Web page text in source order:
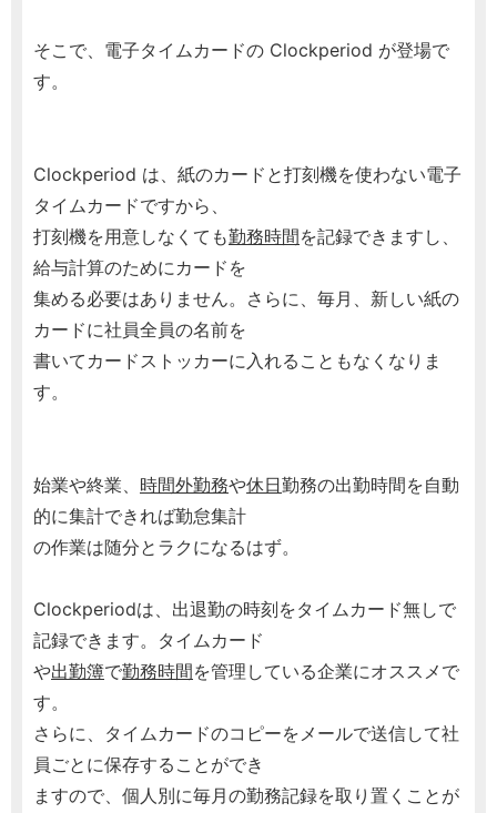
そこで、電子タイムカードの Clockperiod が登場で
す。
Clockperiod は、紙のカードと打刻機を使わない電子
タイムカードですから、
打刻機を用意しなくても勤務時間を記録できますし、
給与計算のためにカードを
集める必要はありません。さらに、毎月、新しい紙の
カードに社員全員の名前を
書いてカードストッカーに入れることもなくなりま
す。
始業や終業、 時間外勤務や休日勤務の出勤時間を自動
的に集計できれば勤怠集計
の作業は随分とラクになるはず。
Clockperiodは、出退勤の時刻をタイムカード無しで
記録できます。タイムカード
や出勤簿で勤務時間を管理している企業にオススメで
す。
さらに、タイムカードのコピーをメールで送信して社
員ごとに保存することができ
ますので、個人別に毎月の勤務記録を取り置くことが